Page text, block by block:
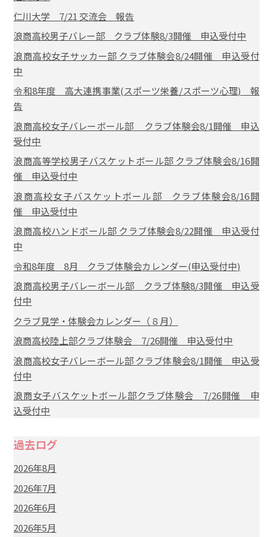
仁川大学 7/21 交流会 報告
浪商高校男子バレー部 クラブ体験8/3開催 申込受付中
浪商高校女子サッカー部 クラブ体験会8/24開催 申込受付
中
令和8年度 高大連携事業(スポーツ栄養/スポーツ心理) 報
告
浪商高校女子バレーボール部 クラブ体験会8/1開催 申込
受付中
浪商高等学校男子バスケットボール部 クラブ体験会8/16開
催 申込受付中
浪商高校女子バスケットボール部 クラブ体験会8/16開
催 申込受付中
浪商高校ハンドボール部 クラブ体験会8/22開催 申込受付
中
令和8年度 8月 クラブ体験会カレンダー(申込受付中)
浪商高校男子バレーボール部 クラブ体験8/3開催 申込受
付中
クラブ見学・体験会カレンダー（８月）
浪商高校陸上部クラブ体験会 7/26開催 申込受付中
浪商高校女子バレーボール部 クラブ体験会8/1開催 申込受
付中
浪商女子バスケットボール部クラブ体験会 7/26開催 申
込受付中
過去ログ
2026年8月
2026年7月
2026年6月
2026年5月